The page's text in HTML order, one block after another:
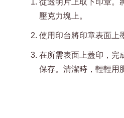
從透明片上取下印章。
壓克力塊上。
使用印台將印章表面上
在所需表面上蓋印，完
保存。清潔時，輕輕用